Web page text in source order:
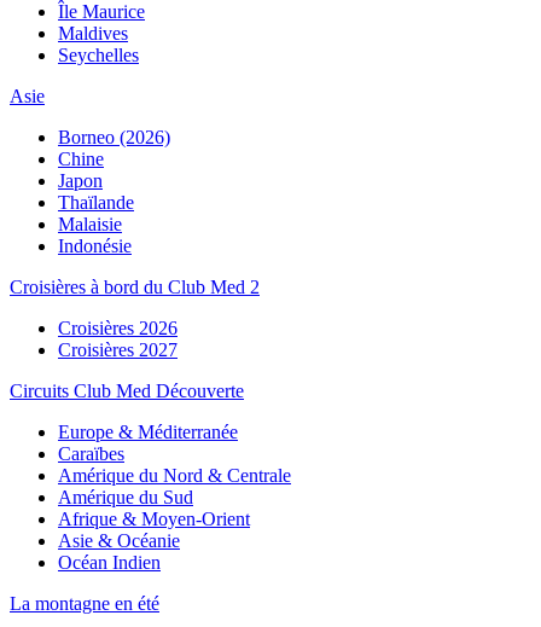
Île Maurice
Maldives
Seychelles
Asie
Borneo (2026)
Chine
Japon
Thaïlande
Malaisie
Indonésie
Croisières à bord du Club Med 2
Croisières 2026
Croisières 2027
Circuits Club Med Découverte
Europe & Méditerranée
Caraïbes
Amérique du Nord & Centrale
Amérique du Sud
Afrique & Moyen-Orient
Asie & Océanie
Océan Indien
La montagne en été